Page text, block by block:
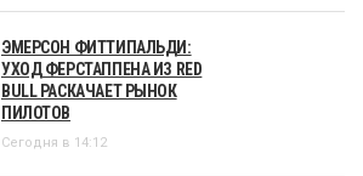
ЭМЕРСОН ФИТТИПАЛЬДИ:
УХОД ФЕРСТАППЕНА ИЗ RED
BULL РАСКАЧАЕТ РЫНОК
ПИЛОТОВ
Сегодня в 14:12